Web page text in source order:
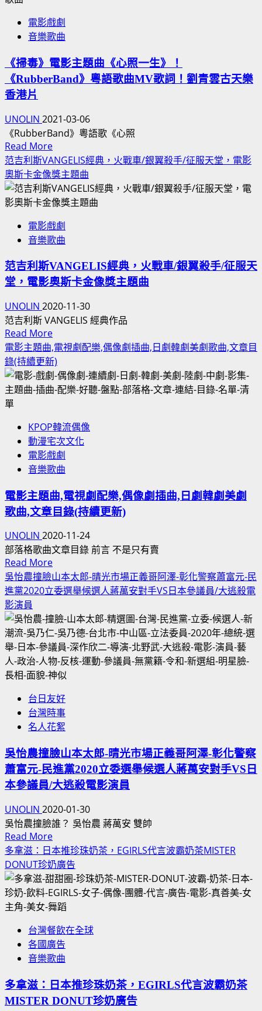
班
牙
SUPERCALIFRAGILISTICEXPIALIDOCIOUS
臉
和
正
人：
卡
獎
最
佳
導
演，
游
牧
人
中
國
影
人
神
似
陸
王
日
本
演
員
電影戲劇
音樂歌曲
《掃毒》電影主題曲《心照一生》！
《RubberBand》粵語歌曲MV歌詞！劉青雲古天樂
香港片
UNOLIN 2021-03-06
《RubberBand》粵語歌《心照
Read MoreRead
more
about
《掃
毒》
影
主
曲
《心
一
生》！
《RubberBand》
粵
語
歌
曲
歌
詞！
劉
青
古
天
香
港
片
范吉利斯VANGELIS經典，火戰車/銀翼殺手/征服天堂，電影
奧斯卡金像獎主題曲
電影戲劇
音樂歌曲
范吉利斯VANGELIS經典，火戰車/銀翼殺手/征服天
堂，電影奧斯卡金像獎主題曲
UNOLIN 2020-11-30
范吉利斯 VANGELIS 經典作品
Read MoreRead
more
about
范
吉
VANGELIS
經
典，
火
車/
銀
殺
手/
征
服
天
電
影
奧
斯
卡
金
像
獎
題
曲
電影主題曲,電視劇配樂,偶像劇插曲,日劇韓劇美劇歌曲,文章目
錄(持續更新)
KPOP韓流偶像
動漫宅次文化
電影戲劇
音樂歌曲
電影主題曲,電視劇配樂,偶像劇插曲,日劇韓劇美劇
歌曲,文章目錄(持續更新)
UNOLIN 2020-11-24
部落格歌曲文章目錄 前言 不是只有賣
Read MoreRead
more
about
影
主
題
曲,
電
劇
配
樂,
像
劇
插
日
劇
韓
劇
美
劇
歌
曲,
文
章
目
(持
續
吳怡農撞臉山本太郎-晴光市場正義哥阿澤-彰化警察蕭富元-民
進黨2020立委選舉候選人蔣萬安對手VS日本參議員/大逃殺電
影演員
台日友好
台灣時事
名人花絮
吳怡農撞臉山本太郎-晴光市場正義哥阿澤-彰化警察
蕭富元-民進黨2020立委選舉候選人蔣萬安對手VS日
本參議員/大逃殺電影演員
UNOLIN 2020-01-30
吳怡農撞臉誰？ 吳怡農 蔣萬安 雙帥
Read MoreRead
more
about
吳
怡
農
臉
山
本
郎-
晴
多拿滋：日本推珍珠奶茶，EGIRLS代言波霸奶茶MISTER
DONUT珍奶廣告
台灣餐飲在全球
各國廣告
音樂歌曲
多拿滋：日本推珍珠奶茶，EGIRLS代言波霸奶茶
MISTER DONUT珍奶廣告